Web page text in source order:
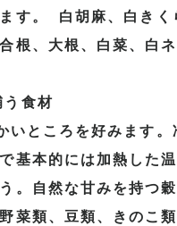
す。 白胡麻、白きく
根、大根、白菜、 白
食材
いところを好みます。
基本的には加熱した
。自然な甘みを持つ
菜類、豆類、 きのこ